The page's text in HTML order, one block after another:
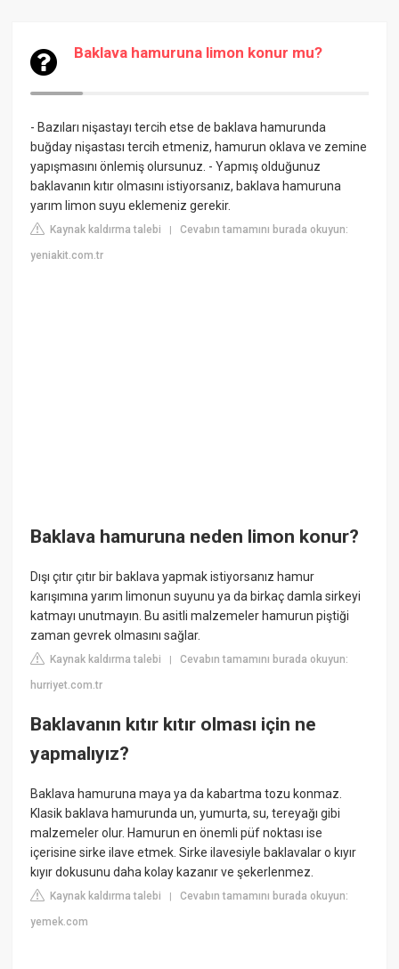
Baklava hamuruna limon konur mu?
- Bazıları nişastayı tercih etse de baklava hamurunda
buğday nişastası tercih etmeniz, hamurun oklava ve zemine
yapışmasını önlemiş olursunuz. - Yapmış olduğunuz
baklavanın kıtır olmasını istiyorsanız, baklava hamuruna
yarım limon suyu eklemeniz gerekir.
Kaynak kaldırma talebi |Cevabın tamamını burada okuyun:
yeniakit.com.tr
Baklava hamuruna neden limon konur?
Dışı çıtır çıtır bir baklava yapmak istiyorsanız hamur
karışımına yarım limonun suyunu ya da birkaç damla sirkeyi
katmayı unutmayın. Bu asitli malzemeler hamurun piştiği
zaman gevrek olmasını sağlar.
Kaynak kaldırma talebi |Cevabın tamamını burada okuyun:
hurriyet.com.tr
Baklavanın kıtır kıtır olması için ne
yapmalıyız?
Baklava hamuruna maya ya da kabartma tozu konmaz.
Klasik baklava hamurunda un, yumurta, su, tereyağı gibi
malzemeler olur. Hamurun en önemli püf noktası ise
içerisine sirke ilave etmek. Sirke ilavesiyle baklavalar o kıyır
kıyır dokusunu daha kolay kazanır ve şekerlenmez.
Kaynak kaldırma talebi |Cevabın tamamını burada okuyun:
yemek.com